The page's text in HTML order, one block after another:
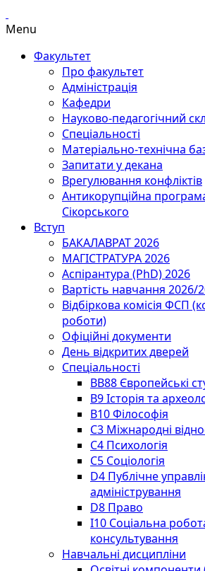
Menu
Факультет
Про факультет
Адміністрація
Кафедри
Науково-педагогічний
Спеціальності
Матеріально-технічна
Запитати у декана
Врегулювання конфліктів
Антикорупційна
Сікорського
Вступ
БАКАЛАВРАТ 2026
МАГІСТРАТУРА 2026
Аспірантура (PhD) 2026
Вартість навчання 2026/
Відбіркова комісія ФСП
роботи)
Офіційні документи
День відкритих дверей
Спеціальності
BВ88 Європейські
B9 Історія та
B10 Філософія
C3 Міжнародні
C4 Психологія
С5 Соціологія
D4 Публічне
адміністрування
D8 Право
I10 Соціальна
консультування
Навчальні дисципліни